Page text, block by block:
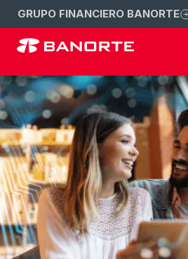
GRUPO FINANCIERO BANORTE